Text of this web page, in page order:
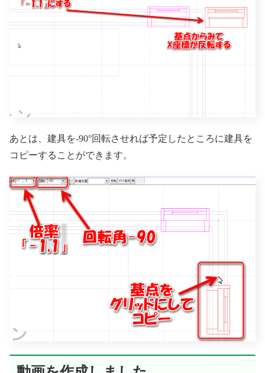
あとは、建具を-90°回転させれば予定したところに建具を
コピーすることができます。